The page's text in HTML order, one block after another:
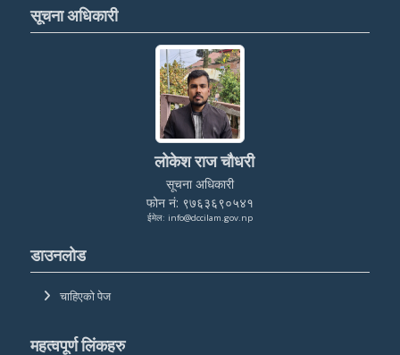
सूचना अधिकारी
लोकेश राज चौधरी
सूचना अधिकारी
फोन नं: ९७६३६९०५४१
ईमेल: info@dccilam.gov.np
डाउनलोड
चाहिएको पेज
महत्वपूर्ण लिंकहरु